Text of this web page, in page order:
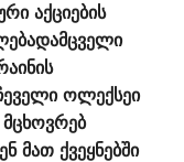
აქციების
ოლექსეი
მცხოვრებ
მათ ქვეყნებში